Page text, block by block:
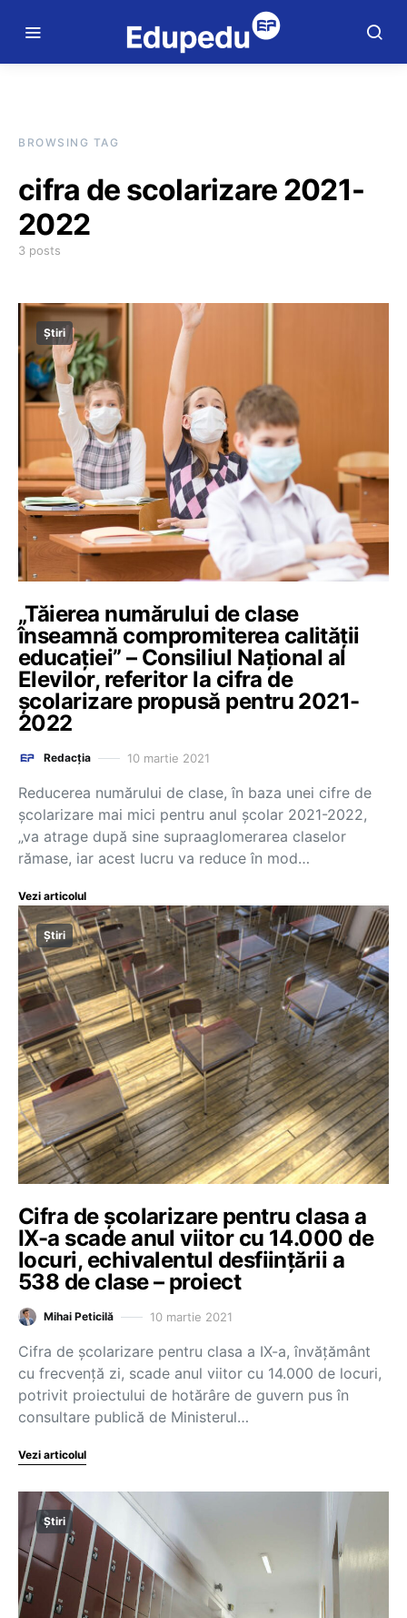
BROWSING TAG
cifra de scolarizare 2021-
2022
3 posts
Știri
„Tăierea numărului de clase
înseamnă compromiterea calității
educației” – Consiliul Național al
Elevilor, referitor la cifra de
școlarizare propusă pentru 2021-
2022
Redacția 10 martie 2021
Reducerea numărului de clase, în baza unei cifre de
școlarizare mai mici pentru anul școlar 2021-2022,
„va atrage după sine supraaglomerarea claselor
rămase, iar acest lucru va reduce în mod…
Vezi articolul
Știri
Cifra de școlarizare pentru clasa a
IX-a scade anul viitor cu 14.000 de
locuri, echivalentul desființării a
538 de clase – proiect
Mihai Peticilă 10 martie 2021
Cifra de școlarizare pentru clasa a IX-a, învățământ
cu frecvență zi, scade anul viitor cu 14.000 de locuri,
potrivit proiectului de hotărâre de guvern pus în
consultare publică de Ministerul…
Vezi articolul
Știri